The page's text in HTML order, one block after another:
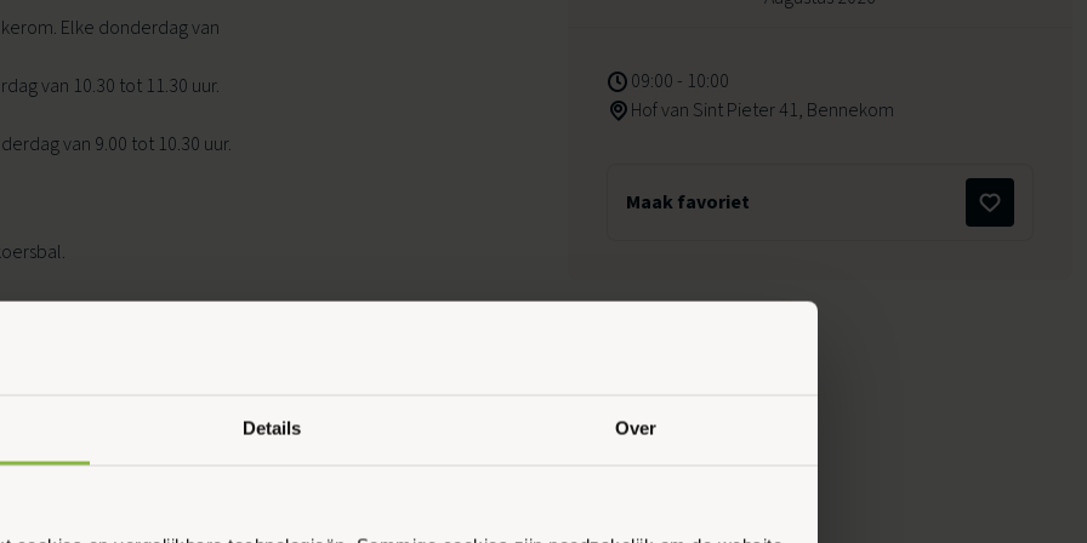
Details Over
Elke donderdag van
van 10.30 tot 11.30 uur.
van 9.00 tot 10.30 uur.
09:00 - 10:00
Hof van Sint Pieter 41, Bennekom
Maak favoriet